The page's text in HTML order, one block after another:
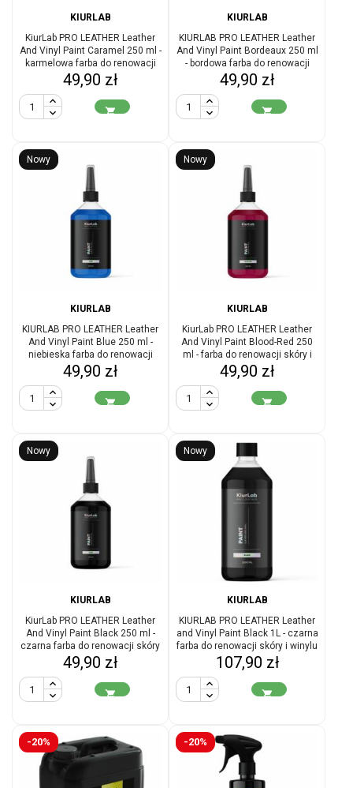
KIURLAB
KiurLab PRO LEATHER Leather
And Vinyl Paint Caramel 250 ml -
karmelowa farba do renowacji
skóry i winylu
Cena
49,90 zł

KIURLAB
KIURLAB PRO LEATHER Leather
And Vinyl Paint Bordeaux 250 ml
- bordowa farba do renowacji
skóry i winylu
Cena
49,90 zł

Nowy
KIURLAB
KIURLAB PRO LEATHER Leather
And Vinyl Paint Blue 250 ml -
niebieska farba do renowacji
skóry i winylu
Cena
49,90 zł

Nowy
KIURLAB
KiurLab PRO LEATHER Leather
And Vinyl Paint Blood-Red 250
ml - farba do renowacji skóry i
winylu
Cena
49,90 zł

Nowy
KIURLAB
KiurLab PRO LEATHER Leather
And Vinyl Paint Black 250 ml -
czarna farba do renowacji skóry
i winylu
Cena
49,90 zł

Nowy
KIURLAB
KIURLAB PRO LEATHER Leather
and Vinyl Paint Black 1L - czarna
farba do renowacji skóry i winylu
Cena
107,90 zł

-20% -20%